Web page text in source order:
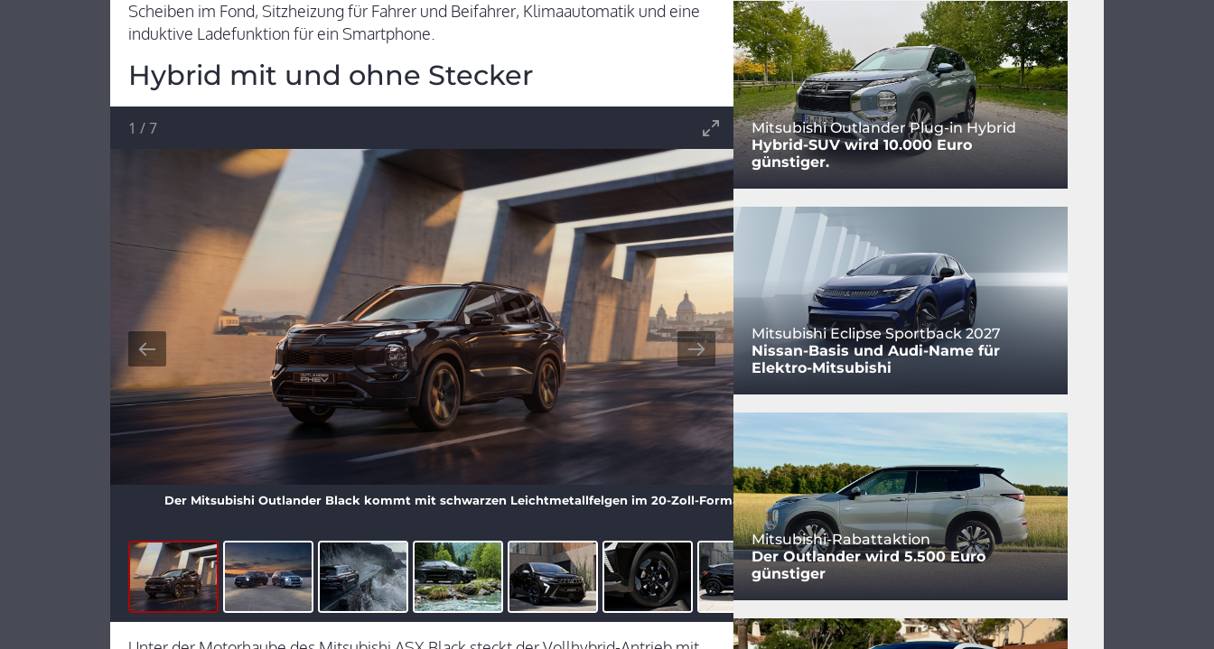
Scheiben im Fond, Sitzheizung für Fahrer und Beifahrer, Klimaautomatik und eine
induktive Ladefunktion für ein Smartphone.
Hybrid mit und ohne Stecker
Der Mitsubishi Outlander Black kommt mit schwarzen Leichtmetallfelgen im 20-Zoll-Format.
1 /7
Mitsubishi Outlander Plug-in Hybrid
Hybrid-SUV wird 10.000 Euro
günstiger.
Mitsubishi Eclipse Sportback 2027
Nissan-Basis und Audi-Name für
Elektro-Mitsubishi
Mitsubishi-Rabattaktion
Der Outlander wird 5.500 Euro
günstiger